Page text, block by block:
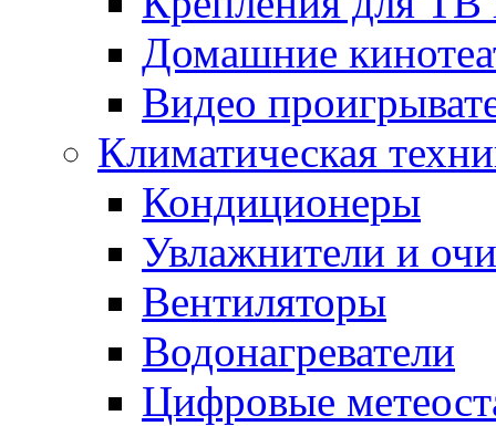
Домашние
Видео
Климатическая
Кондиционеры
Увлажнители и
Вентиляторы
Водонагреватели
Цифровые